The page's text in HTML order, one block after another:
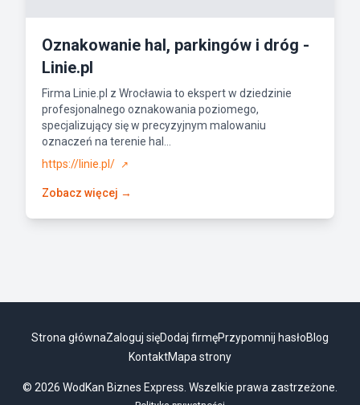
Oznakowanie hal, parkingów i dróg -
Linie.pl
Firma Linie.pl z Wrocławia to ekspert w dziedzinie
profesjonalnego oznakowania poziomego,
specjalizujący się w precyzyjnym malowaniu
oznaczeń na terenie hal...
https://linie.pl/
↗
Zobacz więcej →
Strona głównaZaloguj sięDodaj firmęPrzypomnij hasłoBlog
KontaktMapa strony
© 2026 WodKan Biznes Express. Wszelkie prawa zastrzeżone.